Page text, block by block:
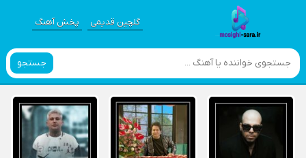
گلچین قدیمی پخش آهنگ
جستجو